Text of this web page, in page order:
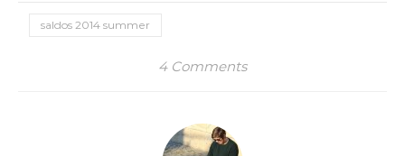
saldos 2014 summer
4 Comments